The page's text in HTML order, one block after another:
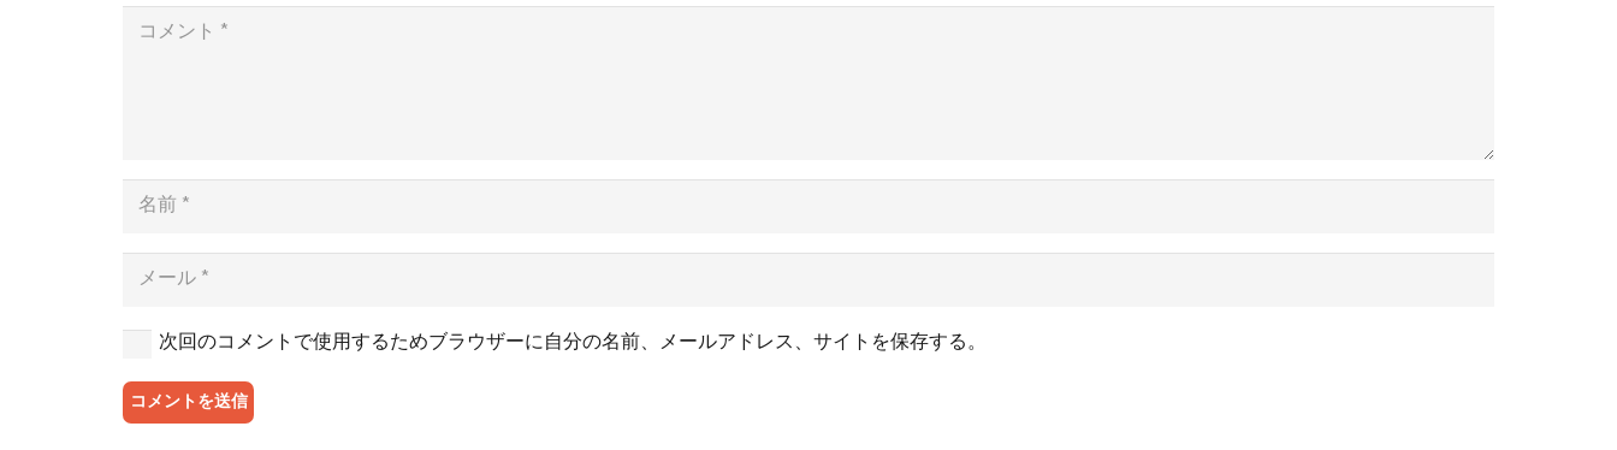
次回のコメントで使用するためブラウザーに自分の名前、メールアドレス、サイトを保存する。
コメントを送信